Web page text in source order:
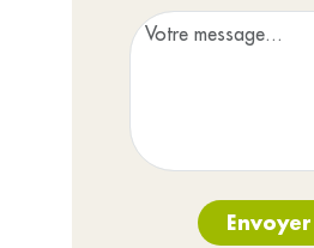
Envoyer